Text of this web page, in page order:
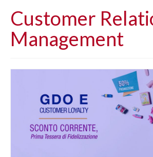
CHI SIAMO
SETTORI MERCEOLOGICI
SISTEMA MMAS
DataLab
CONTATTI
Customer
Management